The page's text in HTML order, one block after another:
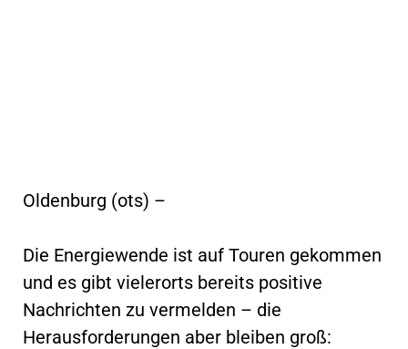
Oldenburg (ots) –
Die Energiewende ist auf Touren gekommen
und es gibt vielerorts bereits positive
Nachrichten zu vermelden – die
Herausforderungen aber bleiben groß: